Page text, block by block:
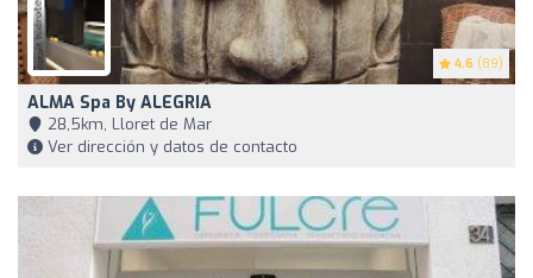
4.6 (89)
ALMA Spa By ALEGRIA
28,5km, Lloret de Mar
Ver dirección y datos de contacto